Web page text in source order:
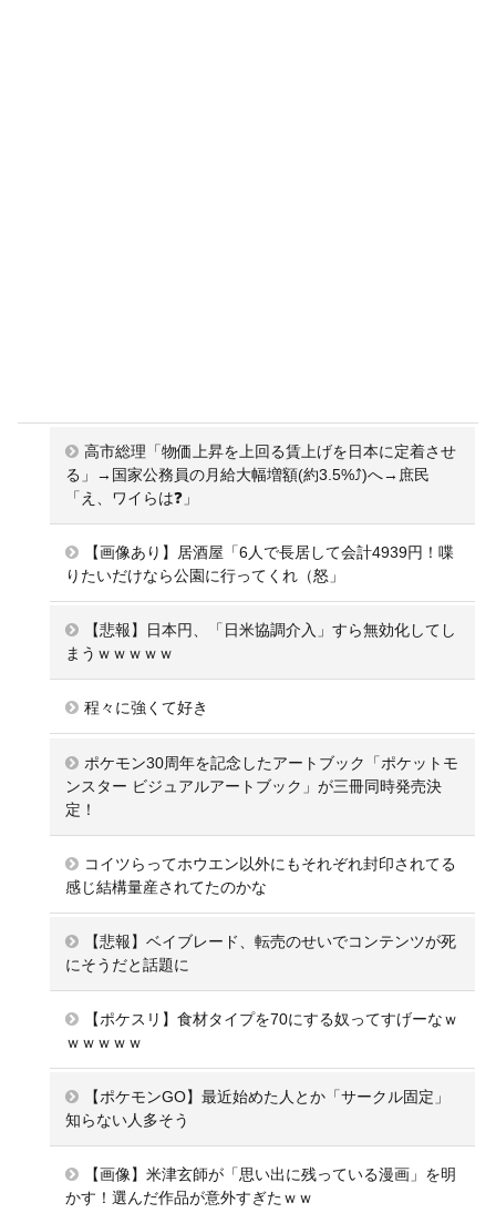
高市総理「物価上昇を上回る賃上げを日本に定着させ
る」→国家公務員の月給大幅増額(約3.5%⤴)へ→庶民
「え、ワイらは❓」
【画像あり】居酒屋「6人で長居して会計4939円！喋
りたいだけなら公園に行ってくれ（怒」
【悲報】日本円、「日米協調介入」すら無効化してし
まうｗｗｗｗｗ
程々に強くて好き
ポケモン30周年を記念したアートブック「ポケットモ
ンスター ビジュアルアートブック」が三冊同時発売決
定！
コイツらってホウエン以外にもそれぞれ封印されてる
感じ結構量産されてたのかな
【悲報】ベイブレード、転売のせいでコンテンツが死
にそうだと話題に
【ポケスリ】食材タイプを70にする奴ってすげーなｗ
ｗｗｗｗｗ
【ポケモンGO】最近始めた人とか「サークル固定」
知らない人多そう
【画像】米津玄師が「思い出に残っている漫画」を明
かす！選んだ作品が意外すぎたｗｗ